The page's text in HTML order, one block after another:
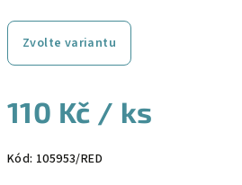
Zvolte variantu
110 Kč / ks
cena:
Kód: 105953/RED